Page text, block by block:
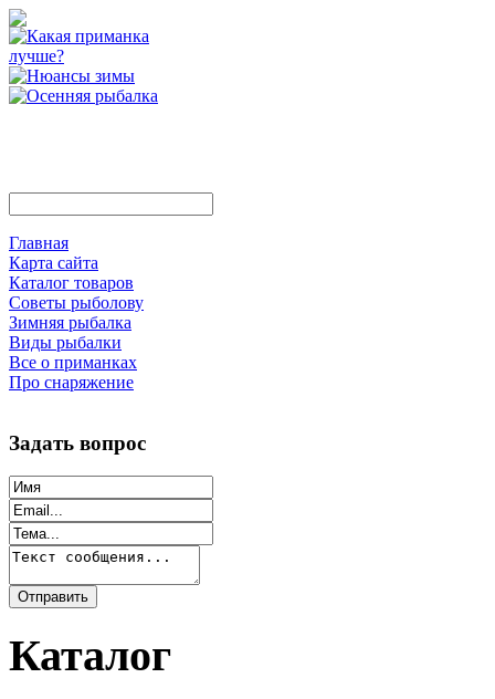
Главная
Карта сайта
Каталог товаров
Советы рыболову
Зимняя рыбалка
Виды рыбалки
Все о приманках
Про снаряжение
Задать вопрос
Каталог